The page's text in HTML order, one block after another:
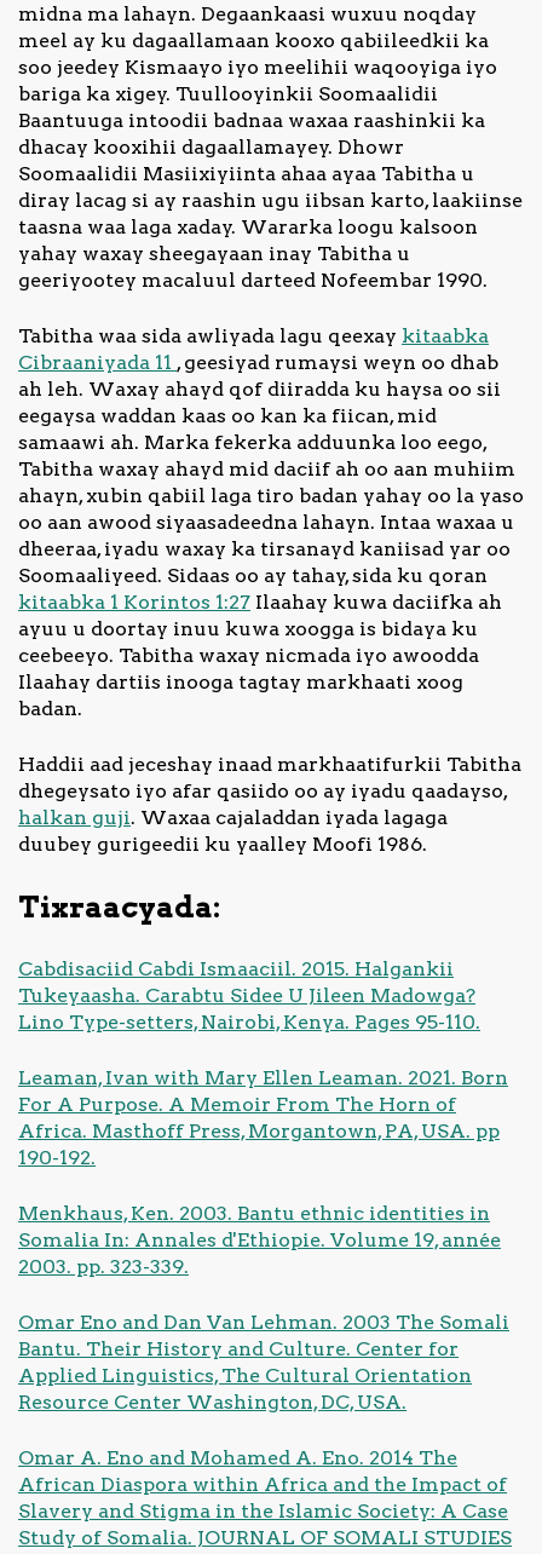
midna ma lahayn. Degaankaasi wuxuu noqday
meel ay ku dagaallamaan kooxo qabiileedkii ka
soo jeedey Kismaayo iyo meelihii waqooyiga iyo
bariga ka xigey. Tuullooyinkii Soomaalidii
Baantuuga intoodii badnaa waxaa raashinkii ka
dhacay kooxihii dagaallamayey. Dhowr
Soomaalidii Masiixiyiinta ahaa ayaa Tabitha u
diray lacag si ay raashin ugu iibsan karto, laakiinse
taasna waa laga xaday. Wararka loogu kalsoon
yahay waxay sheegayaan inay Tabitha u
geeriyootey macaluul darteed Nofeembar 1990.
Tabitha waa sida awliyada lagu qeexay kitaabka
Cibraaniyada 11 , geesiyad rumaysi weyn oo dhab
ah leh. Waxay ahayd qof diiradda ku haysa oo sii
eegaysa waddan kaas oo kan ka fiican, mid
samaawi ah. Marka fekerka adduunka loo eego,
Tabitha waxay ahayd mid daciif ah oo aan muhiim
ahayn, xubin qabiil laga tiro badan yahay oo la yaso
oo aan awood siyaasadeedna lahayn. Intaa waxaa u
dheeraa, iyadu waxay ka tirsanayd kaniisad yar oo
Soomaaliyeed. Sidaas oo ay tahay, sida ku qoran
kitaabka 1 Korintos 1:27 Ilaahay kuwa daciifka ah
ayuu u doortay inuu kuwa xoogga is bidaya ku
ceebeeyo. Tabitha waxay nicmada iyo awoodda
Ilaahay dartiis inooga tagtay markhaati xoog
badan.
Haddii aad jeceshay inaad markhaatifurkii Tabitha
dhegeysato iyo afar qasiido oo ay iyadu qaadayso,
halkan guji. Waxaa cajaladdan iyada lagaga
duubey gurigeedii ku yaalley Moofi 1986.
Tixraacyada:
Cabdisaciid Cabdi Ismaaciil. 2015. Halgankii
Tukeyaasha. Carabtu Sidee U Jileen Madowga?
Lino Type-setters, Nairobi, Kenya. Pages 95-110.
Leaman, Ivan with Mary Ellen Leaman. 2021. Born
For A Purpose. A Memoir From The Horn of
Africa. Masthoff Press, Morgantown, PA, USA. pp
190-192.
Menkhaus, Ken. 2003. Bantu ethnic identities in
Somalia In: Annales d'Ethiopie. Volume 19, année
2003. pp. 323-339.
Omar Eno and Dan Van Lehman. 2003 The Somali
Bantu. Their History and Culture. Center for
Applied Linguistics, The Cultural Orientation
Resource Center Washington, DC, USA.
Omar A. Eno and Mohamed A. Eno. 2014 The
African Diaspora within Africa and the Impact of
Slavery and Stigma in the Islamic Society: A Case
Study of Somalia. JOURNAL OF SOMALI STUDIES